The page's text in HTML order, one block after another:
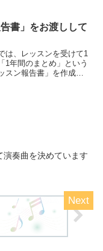
告書」をお渡しして
は、レッスンを受けて1
1年間のまとめ」という
スン報告書」を作成し
演奏曲を決めています